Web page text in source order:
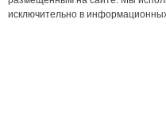
исключительно в